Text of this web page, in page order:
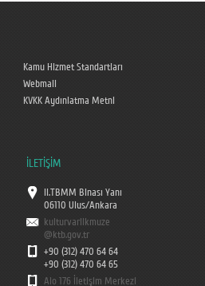
Kamu Hizmet Standartları
Webmail
KVKK Aydınlatma Metni
İLETİŞİM
II.TBMM Binası Yanı
06110 Ulus/Ankara
kulturvarlikmuze
@ktb.gov.tr
+90 (312) 470 64 64
+90 (312) 470 64 65
Alo 176 İletişim Merkezi